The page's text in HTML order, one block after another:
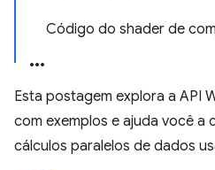
Código do shader de
Esta postagem explora a API
com exemplos e ajuda você a
cálculos paralelos de dados